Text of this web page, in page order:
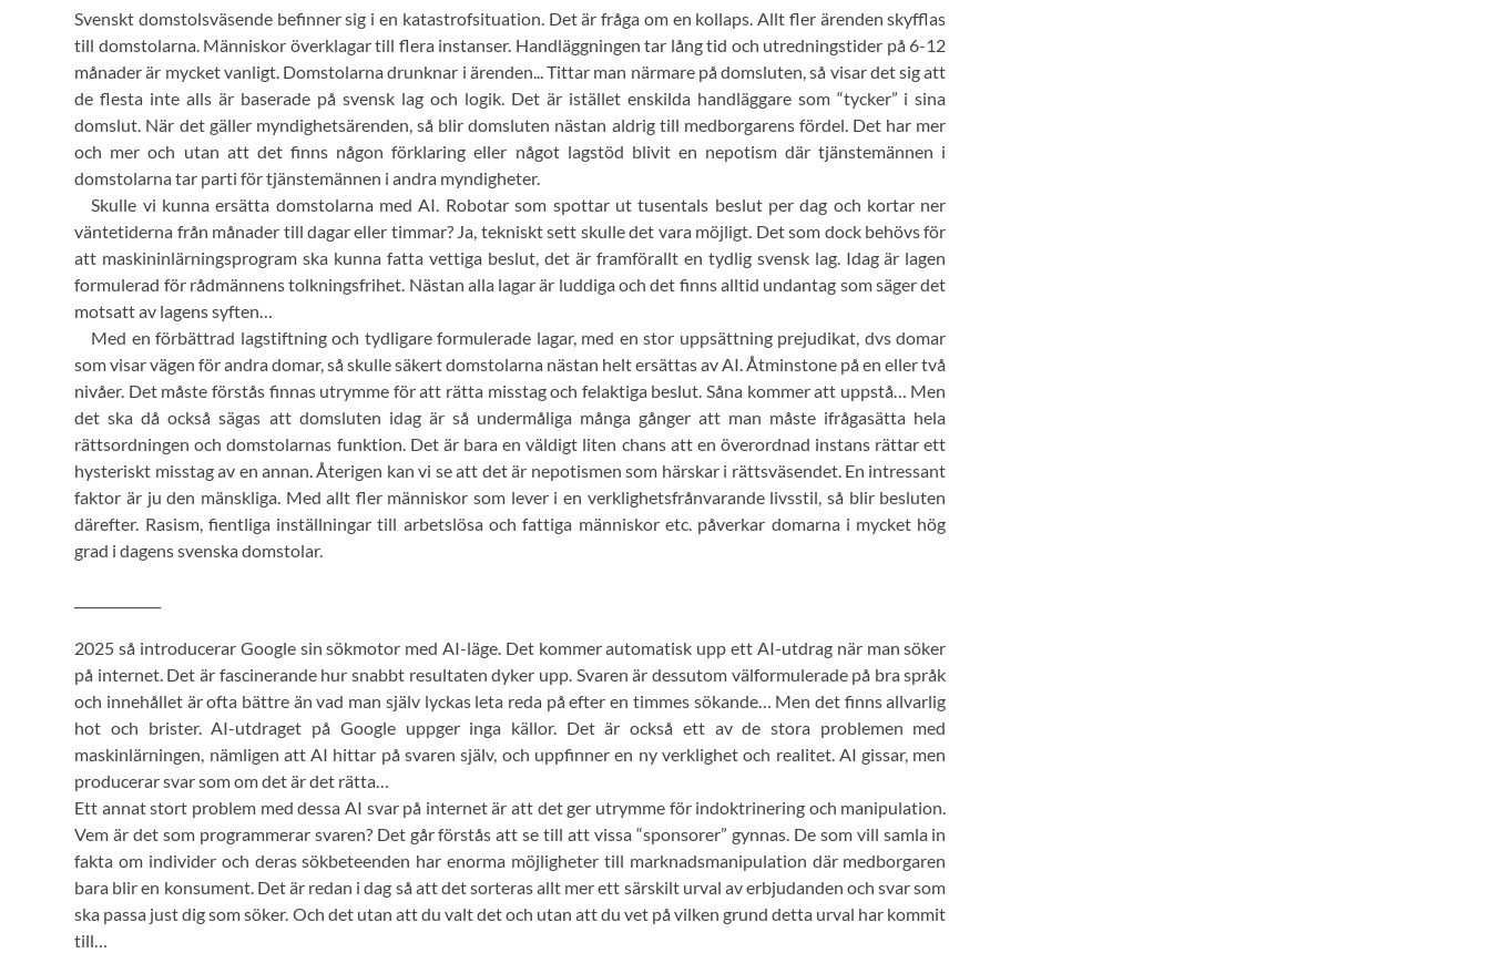
Svenskt domstolsväsende befinner sig i en katastrofsituation. Det är fråga om en kollaps. Allt fler ärenden skyfflas
till domstolarna. Människor överklagar till flera instanser. Handläggningen tar lång tid och utredningstider på 6-12
månader är mycket vanligt. Domstolarna drunknar i ärenden... Tittar man närmare på domsluten, så visar det sig att
de flesta inte alls är baserade på svensk lag och logik. Det är istället enskilda handläggare som “tycker” i sina
domslut. När det gäller myndighetsärenden, så blir domsluten nästan aldrig till medborgarens fördel. Det har mer
och mer och utan att det finns någon förklaring eller något lagstöd blivit en nepotism där tjänstemännen i
domstolarna tar parti för tjänstemännen i andra myndigheter.
Skulle vi kunna ersätta domstolarna med AI. Robotar som spottar ut tusentals beslut per dag och kortar ner
väntetiderna från månader till dagar eller timmar? Ja, tekniskt sett skulle det vara möjligt. Det som dock behövs för
att maskininlärningsprogram ska kunna fatta vettiga beslut, det är framförallt en tydlig svensk lag. Idag är lagen
formulerad för rådmännens tolkningsfrihet. Nästan alla lagar är luddiga och det finns alltid undantag som säger det
motsatt av lagens syften…
Med en förbättrad lagstiftning och tydligare formulerade lagar, med en stor uppsättning prejudikat, dvs domar
som visar vägen för andra domar, så skulle säkert domstolarna nästan helt ersättas av AI. Åtminstone på en eller två
nivåer. Det måste förstås finnas utrymme för att rätta misstag och felaktiga beslut. Såna kommer att uppstå… Men
det ska då också sägas att domsluten idag är så undermåliga många gånger att man måste ifrågasätta hela
rättsordningen och domstolarnas funktion. Det är bara en väldigt liten chans att en överordnad instans rättar ett
hysteriskt misstag av en annan. Återigen kan vi se att det är nepotismen som härskar i rättsväsendet. En intressant
faktor är ju den mänskliga. Med allt fler människor som lever i en verklighetsfrånvarande livsstil, så blir besluten
därefter. Rasism, fientliga inställningar till arbetslösa och fattiga människor etc. påverkar domarna i mycket hög
grad i dagens svenska domstolar.
2025 så introducerar Google sin sökmotor med AI-läge. Det kommer automatisk upp ett AI-utdrag när man söker
på internet. Det är fascinerande hur snabbt resultaten dyker upp. Svaren är dessutom välformulerade på bra språk
och innehållet är ofta bättre än vad man själv lyckas leta reda på efter en timmes sökande… Men det finns allvarlig
hot och brister. AI-utdraget på Google uppger inga källor. Det är också ett av de stora problemen med
maskinlärningen, nämligen att AI hittar på svaren själv, och uppfinner en ny verklighet och realitet. AI gissar, men
producerar svar som om det är det rätta…
Ett annat stort problem med dessa AI svar på internet är att det ger utrymme för indoktrinering och manipulation.
Vem är det som programmerar svaren? Det går förstås att se till att vissa “sponsorer” gynnas. De som vill samla in
fakta om individer och deras sökbeteenden har enorma möjligheter till marknadsmanipulation där medborgaren
bara blir en konsument. Det är redan i dag så att det sorteras allt mer ett särskilt urval av erbjudanden och svar som
ska passa just dig som söker. Och det utan att du valt det och utan att du vet på vilken grund detta urval har kommit
till…